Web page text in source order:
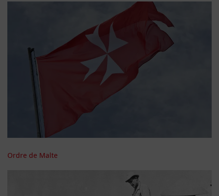
Ordre de Malte